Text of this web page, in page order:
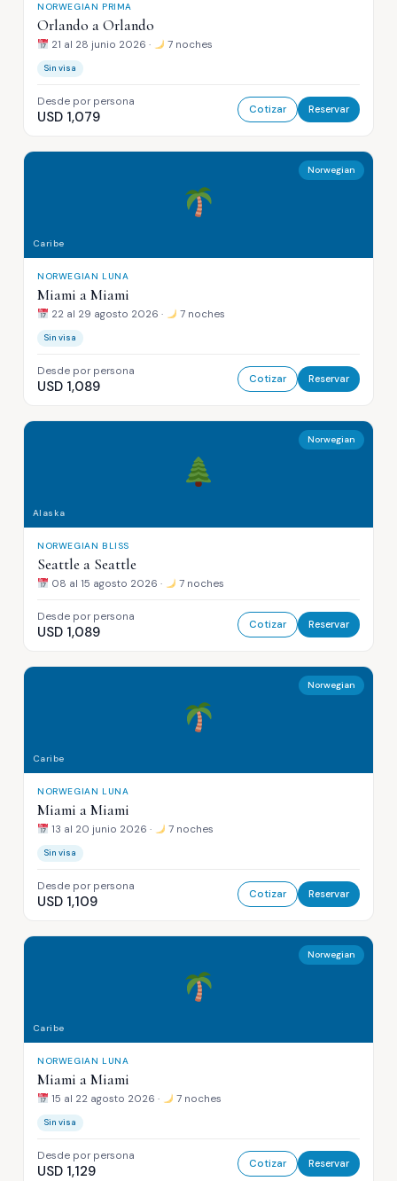
NORWEGIAN PRIMA
Orlando a Orlando
21 al 28 junio 2026 · 7 noches
Sin visa
Desde por persona
USD 1,079 Cotizar Reservar
Caribe
Norwegian
NORWEGIAN LUNA
Miami a Miami
22 al 29 agosto 2026 · 7 noches
Sin visa
Desde por persona
USD 1,089 Cotizar Reservar
Alaska
Norwegian
NORWEGIAN BLISS
Seattle a Seattle
08 al 15 agosto 2026 · 7 noches
Desde por persona
USD 1,089 Cotizar Reservar
Caribe
Norwegian
NORWEGIAN LUNA
Miami a Miami
13 al 20 junio 2026 · 7 noches
Sin visa
Desde por persona
USD 1,109 Cotizar Reservar
Caribe
Norwegian
NORWEGIAN LUNA
Miami a Miami
15 al 22 agosto 2026 · 7 noches
Sin visa
Desde por persona
USD 1,129 Cotizar Reservar